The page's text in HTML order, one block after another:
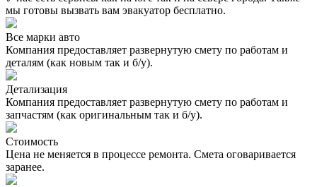
мы готовы вызвать вам эвакуатор бесплатно.
Все марки авто
Компания предоставляет развернутую смету по работам и
деталям (как новым так и б/у).
Детализация
Компания предоставляет развернутую смету по работам и
запчастям (как оригинальным так и б/у).
Стоимость
Цена не меняется в процессе ремонта. Смета оговаривается
заранее.